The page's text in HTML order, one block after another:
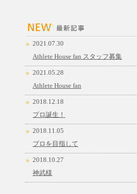
2021.07.30
Athlete House fan スタッフ募集
2021.05.28
Athlete House fan
2018.12.18
プロ誕生！
2018.11.05
プロを目指して
2018.10.27
神武様